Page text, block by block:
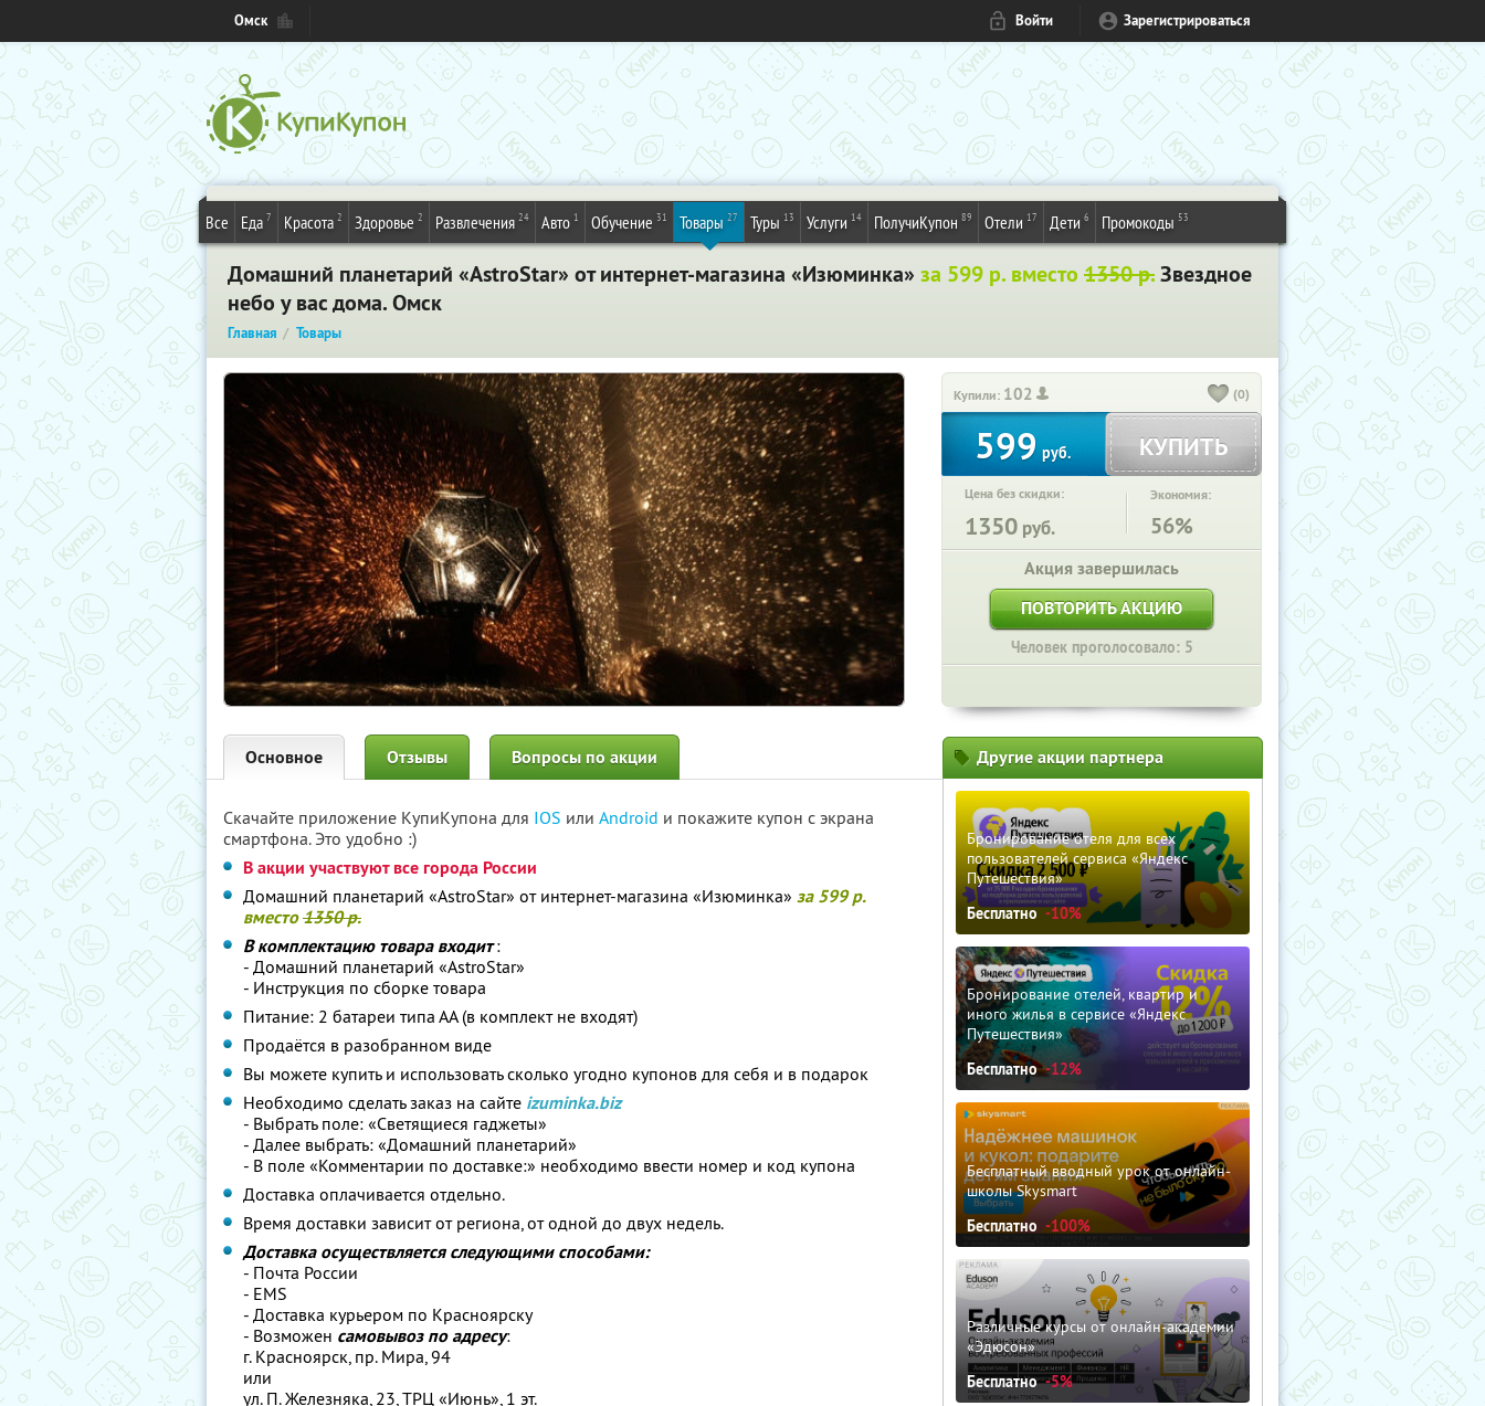
Омск Войти Зарегистрироваться
Все Еда 7 Красота 2 Здоровье 2 Развлечения 24 Авто 1 Обучение 31 Товары 27 Туры 13 Услуги 14 ПолучиКупон 89 Отели 17 Дети 6 Промокоды 53
Домашний планетарий «AstroStar» от интернет-магазина «Изюминка» за 599 р. вместо 1350 р.Звездное
небо у вас дома. Омск
Главная Товары
Купили: 102 (0)
599 руб. КУПИТЬ
Цена без скидки:
1350 руб.
Экономия:
56%
Акция завершилась
ПОВТОРИТЬ АКЦИЮ
Человек проголосовало: 5
Основное Отзывы Вопросы по акции
Скачайте приложение КупиКупона для IOS или Android и покажите купон с экрана
смартфона. Это удобно :)
В акции участвуют все города России
Домашний планетарий «AstroStar» от интернет-магазина «Изюминка» за 599 р.
вместо1350 р.
В комплектацию товара входит:
- Домашний планетарий «AstroStar»
- Инструкция по сборке товара
Питание: 2 батареи типа АА (в комплект не входят)
Продаётся в разобранном виде
Вы можете купить и использовать сколько угодно купонов для себя и в подарок
Необходимо сделать заказ на сайте izuminka.biz
- Выбрать поле: «Cветящиеся гаджеты»
- Далее выбрать: «Домашний планетарий»
- В поле «Комментарии по доставке:» необходимо ввести номер и код купона
Доставка оплачивается отдельно.
Время доставки зависит от региона, от одной до двух недель.
Доставка осуществляется следующими способами:
- Почта России
- EMS
- Доставка курьером по Красноярску
- Возможен самовывоз по адресу:
г. Красноярск, пр. Мира, 94
или
ул. П. Железняка, 23, ТРЦ «Июнь», 1 эт.
Другие акции партнера
Бронирование отеля для всех
пользователей сервиса «Яндекс
Путешествия»
Бесплатно -10%
Бронирование отелей, квартир и
иного жилья в сервисе «Яндекс
Путешествия»
Бесплатно -12%
Бесплатный вводный урок от онлайн-
школы Skysmart
Бесплатно -100%
Различные курсы от онлайн-академии
«Эдюсон»
Бесплатно -5%